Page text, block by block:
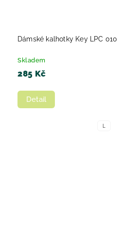
Dámské kalhotky Key LPC 010
Skladem
285 Kč
Detail